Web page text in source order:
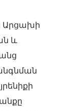
Արցախի
և